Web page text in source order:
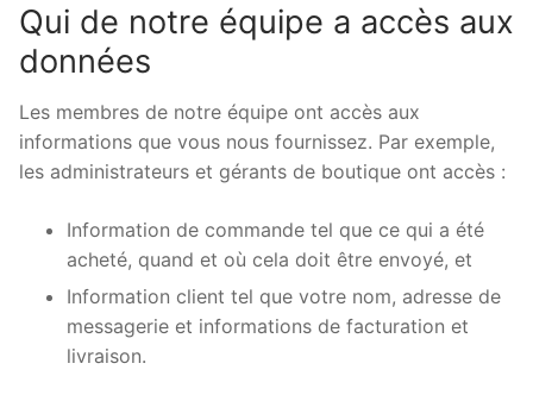
Qui de notre équipe a accès aux
données
Les membres de notre équipe ont accès aux
informations que vous nous fournissez. Par exemple,
les administrateurs et gérants de boutique ont accès :
Information de commande tel que ce qui a été
acheté, quand et où cela doit être envoyé, et
Information client tel que votre nom, adresse de
messagerie et informations de facturation et
livraison.